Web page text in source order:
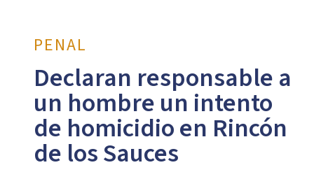
PENAL
Declaran responsable a
un hombre un intento
de homicidio en Rincón
de los Sauces